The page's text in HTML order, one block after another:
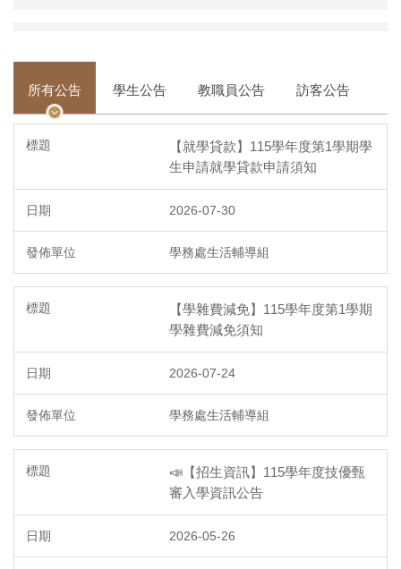
所有公告 學生公告 教職員公告 訪客公告
【就學貸款】115學年度第1學期學
生申請就學貸款申請須知
2026-07-30
學務處生活輔導組
【學雜費減免】115學年度第1學期
學雜費減免須知
2026-07-24
學務處生活輔導組
📣【招生資訊】115學年度技優甄
審入學資訊公告
2026-05-26